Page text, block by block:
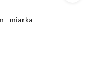
- miarka